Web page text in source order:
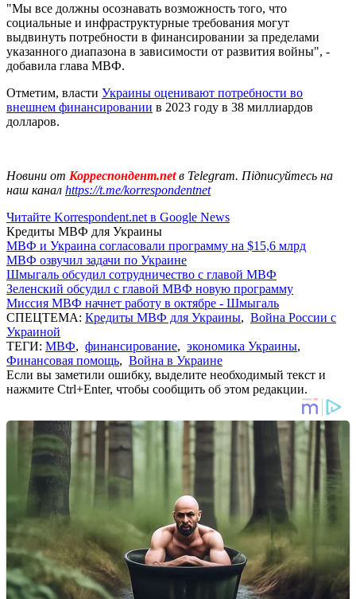
"Мы все должны осознавать возможность того, что
социальные и инфраструктурные требования могут
выдвинуть потребности в финансировании за пределами
указанного диапазона в зависимости от развития войны", -
добавила глава МВФ.
Отметим, власти Украины оценивают потребности во
внешнем финансировании в 2023 году в 38 миллиардов
долларов.
Новини от Корреспондент.netв Telegram. Підписуйтесь на
наш канал https://t.me/korrespondentnet
Читайте Korrespondent.net в Google News
Кредиты МВФ для Украины
МВФ и Украина согласовали программу на $15,6 млрд
МВФ озвучил задачи по Украине
Шмыгаль обсудил сотрудничество с главой МВФ
Зеленский обсудил с главой МВФ новую программу
Миссия МВФ начнет работу в октябре - Шмыгаль
СПЕЦТЕМА: Кредиты МВФ для Украины, Война России с
Украиной
ТЕГИ: МВФ, финансирование, экономика Украины,
Финансовая помощь, Война в Украине
Если вы заметили ошибку, выделите необходимый текст и
нажмите Ctrl+Enter, чтобы сообщить об этом редакции.